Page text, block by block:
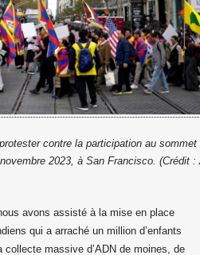
contre la participation au sommet
2023, à San Francisco. (Crédit
avons assisté à la mise en place
qui a arraché un million d’enfants
massive d’ADN de moines, de